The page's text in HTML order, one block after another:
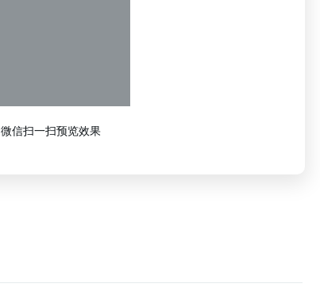
微信扫一扫预览效果